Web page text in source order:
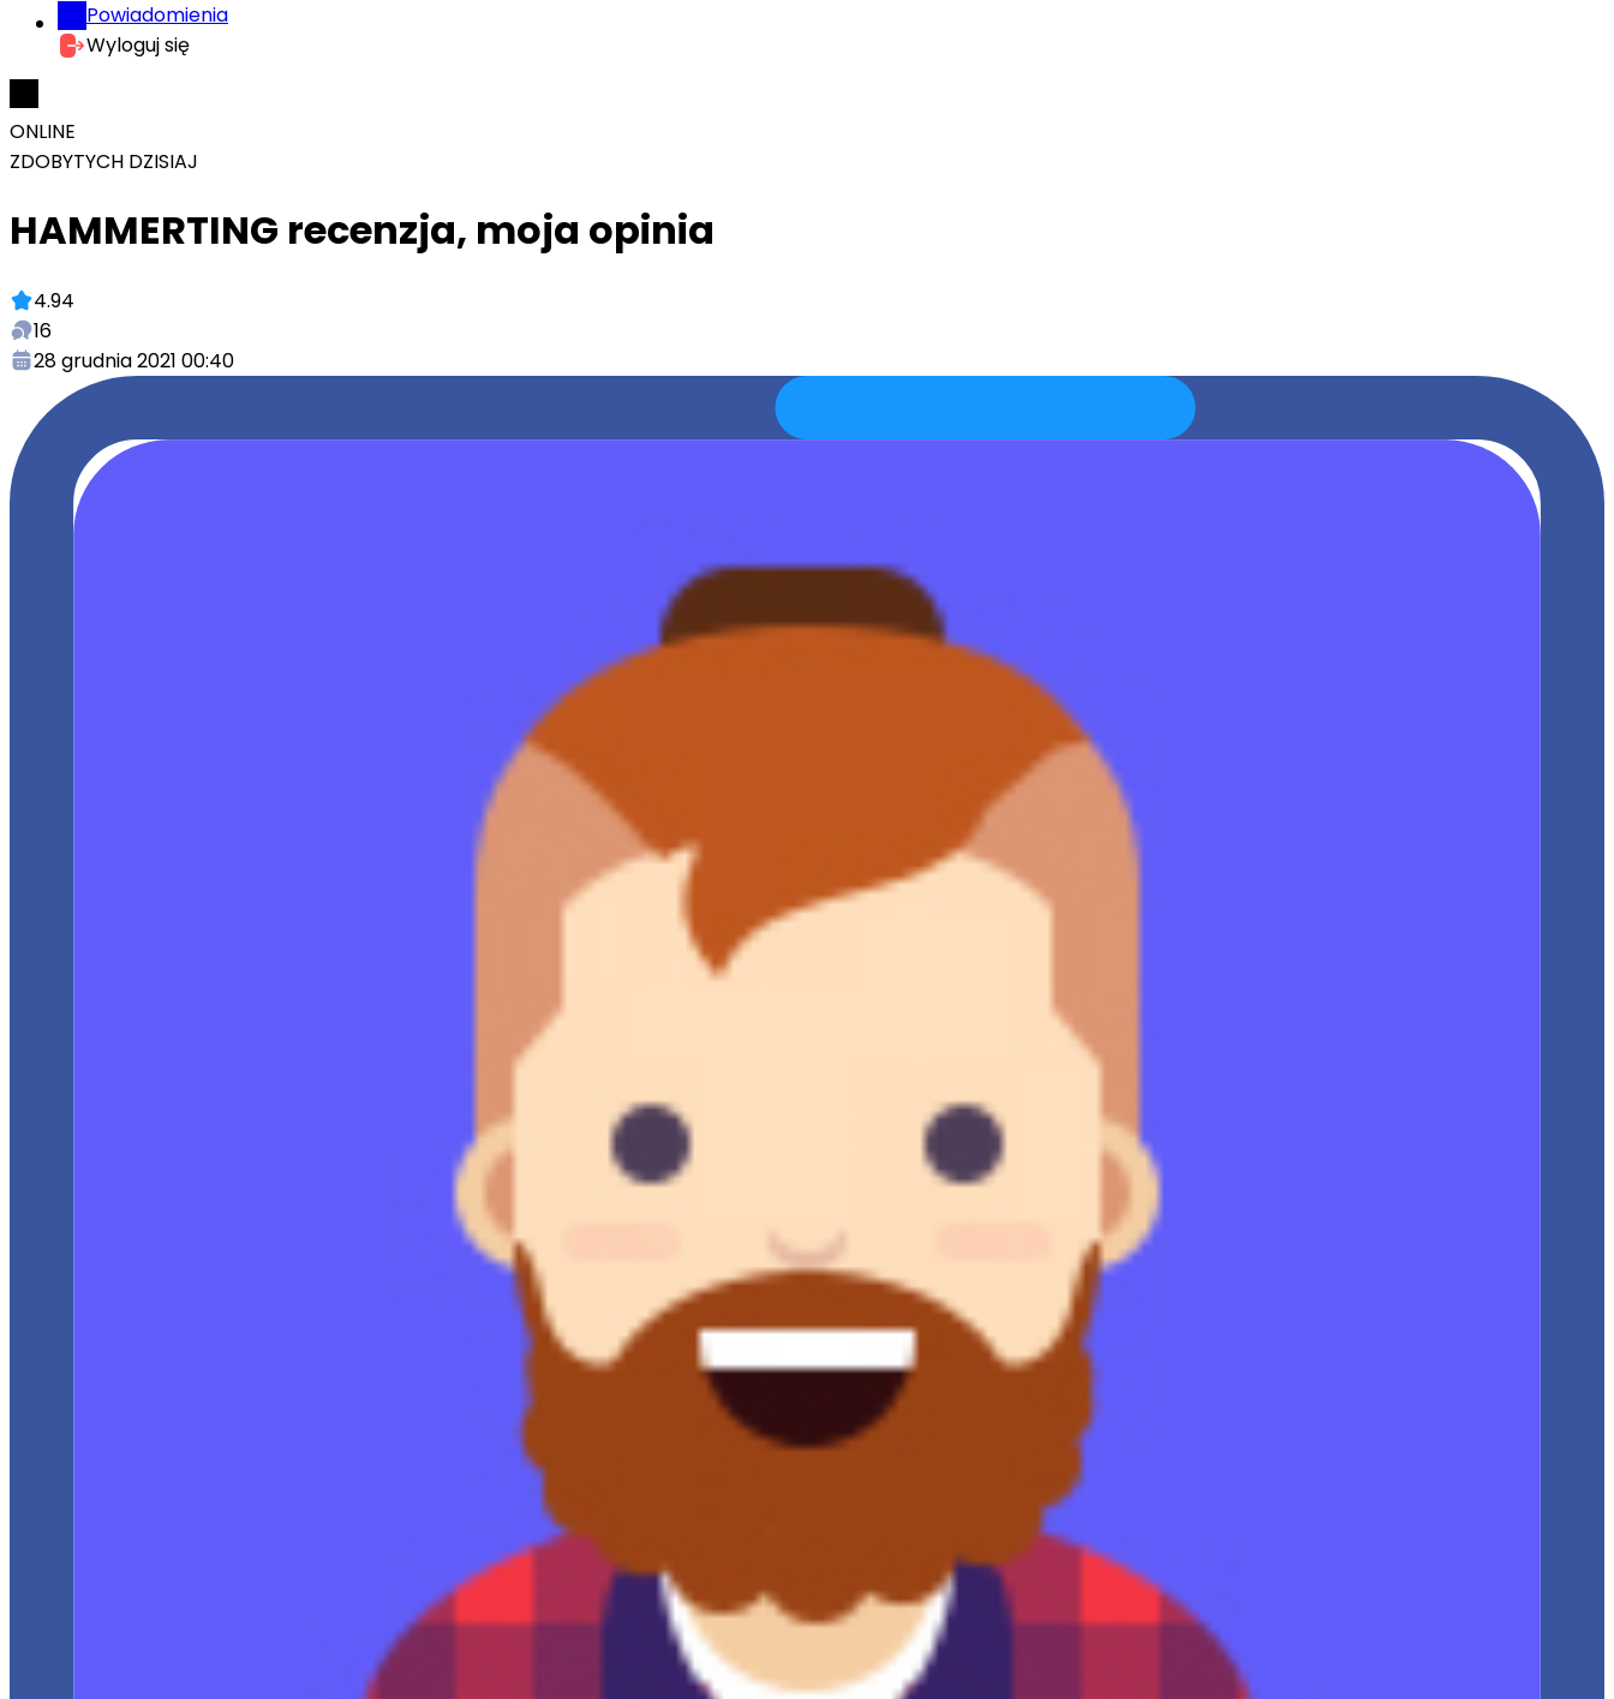
Powiadomienia
Wyloguj się
ONLINE
ZDOBYTYCH DZISIAJ
HAMMERTING recenzja, moja opinia
4.94
16
28 grudnia 2021 00:40